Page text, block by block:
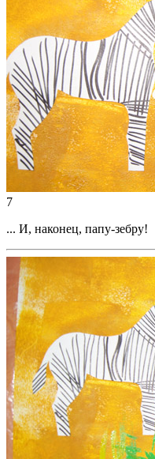
7
... И, наконец, папу-зебру!